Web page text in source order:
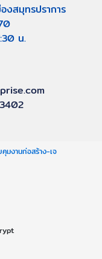
งสมุทรปราการ
น.
มงานก่อสร้าง-เจ